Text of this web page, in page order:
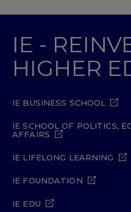
IE -
HIGHER
IE BUSINESS SCHOOL
IE SCHOOL OF POLITICS,
AFFAIRS
IE LIFELONG LEARNING
IE FOUNDATION
IE EDU